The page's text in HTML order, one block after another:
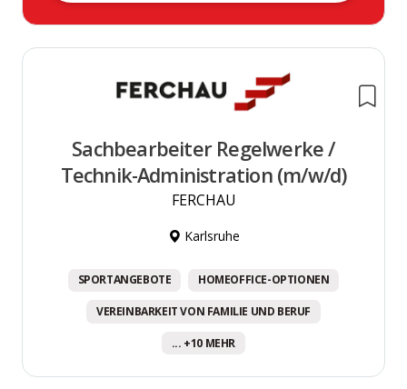
Sachbearbeiter Regelwerke /
Technik-Administration (m/w/d)
FERCHAU
Karlsruhe
SPORTANGEBOTE HOMEOFFICE-OPTIONEN
VEREINBARKEIT VON FAMILIE UND BERUF
... +10 MEHR